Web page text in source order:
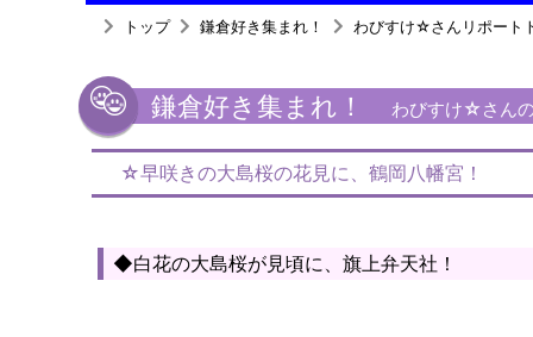
トップ 鎌倉好き集まれ！ わびすけ☆さんリポート
鎌倉好き集まれ！ わびすけ☆さん
☆早咲きの大島桜の花見に、鶴岡八幡宮！
◆白花の大島桜が見頃に、旗上弁天社！